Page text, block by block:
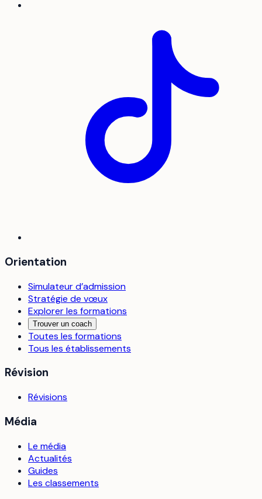
Orientation
Simulateur d’admission
Stratégie de vœux
Explorer les formations
Trouver un coach
Toutes les formations
Tous les établissements
Révision
Révisions
Média
Le média
Actualités
Guides
Les classements